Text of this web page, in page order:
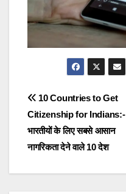
Post
navigation
10 Countries to Get
Citizenship for Indians:-
भारतीयों के लिए सबसे आसान
नागरिकता देने वाले 10 देश